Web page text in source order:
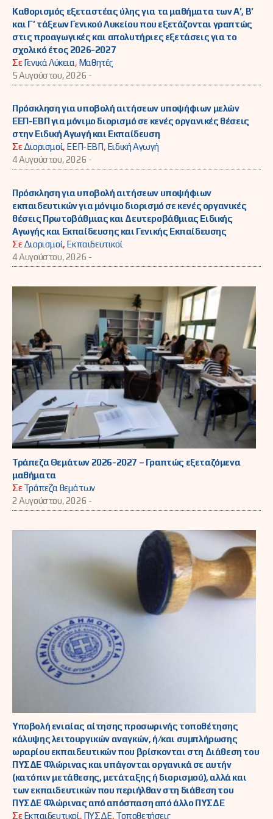
Καθορισμός εξεταστέας ύλης για τα μαθήματα των Α’, Β’
και Γ’ τάξεων Γενικού Λυκείου που εξετάζονται γραπτώς
στις προαγωγικές και απολυτήριες εξετάσεις για το
σχολικό έτος 2026-2027
ΣεΓενικά Λύκεια, Μαθητές
5 Αυγούστου, 2026 -
Πρόσκληση για υποβολή αιτήσεων υποψήφιων μελών
ΕΕΠ-ΕΒΠ για μόνιμο διορισμό σε κενές οργανικές θέσεις
στην Ειδική Αγωγή και Εκπαίδευση
ΣεΔιορισμοί, ΕΕΠ-ΕΒΠ, Ειδική Αγωγή
4 Αυγούστου, 2026 -
Πρόσκληση για υποβολή αιτήσεων υποψήφιων
εκπαιδευτικών για μόνιμο διορισμό σε κενές οργανικές
θέσεις Πρωτοβάθμιας και Δευτεροβάθμιας Ειδικής
Αγωγής και Εκπαίδευσης και Γενικής Εκπαίδευσης
ΣεΔιορισμοί, Εκπαιδευτικοί
4 Αυγούστου, 2026 -
Τράπεζα Θεμάτων 2026-2027 – Γραπτώς εξεταζόμενα
μαθήματα
ΣεΤράπεζα θεμάτων
2 Αυγούστου, 2026 -
Υποβολή ενιαίας αίτησης προσωρινής τοποθέτησης
κάλυψης λειτουργικών αναγκών, ή/και συμπλήρωσης
ωραρίου εκπαιδευτικών που βρίσκονται στη Διάθεση του
ΠΥΣΔΕ Φλώρινας και υπάγονται οργανικά σε αυτήν
(κατόπιν μετάθεσης, μετάταξης ή διορισμού), αλλά και
των εκπαιδευτικών που περιήλθαν στη διάθεση του
ΠΥΣΔΕ Φλώρινας από απόσπαση από άλλο ΠΥΣΔΕ
ΣεΕκπαιδευτικοί, ΠΥΣΔΕ, Τοποθετήσεις